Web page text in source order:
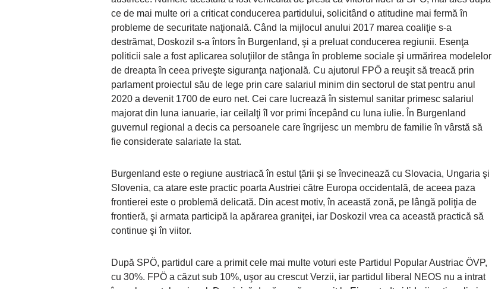
ce de mai multe ori a criticat conducerea partidului, solicitând o atitudine mai fermă în
probleme de securitate naţională. Când la mijlocul anului 2017 marea coaliţie s-a
destrămat, Doskozil s-a întors în Burgenland, şi a preluat conducerea regiunii. Esenţa
politicii sale a fost aplicarea soluţiilor de stânga în probleme sociale şi urmărirea modelelor
de dreapta în ceea priveşte siguranţa naţională. Cu ajutorul FPÖ a reuşit să treacă prin
parlament proiectul său de lege prin care salariul minim din sectorul de stat pentru anul
2020 a devenit 1700 de euro net. Cei care lucrează în sistemul sanitar primesc salariul
majorat din luna ianuarie, iar ceilalţi îl vor primi începând cu luna iulie. În Burgenland
guvernul regional a decis ca persoanele care îngrijesc un membru de familie în vârstă să
fie considerate salariate la stat.
Burgenland este o regiune austriacă în estul ţării şi se învecinează cu Slovacia, Ungaria şi
Slovenia, ca atare este practic poarta Austriei către Europa occidentală, de aceea paza
frontierei este o problemă delicată. Din acest motiv, în această zonă, pe lângă poliţia de
frontieră, şi armata participă la apărarea graniţei, iar Doskozil vrea ca această practică să
continue şi în viitor.
După SPÖ, partidul care a primit cele mai multe voturi este Partidul Popular Austriac ÖVP,
cu 30%. FPÖ a căzut sub 10%, uşor au crescut Verzii, iar partidul liberal NEOS nu a intrat